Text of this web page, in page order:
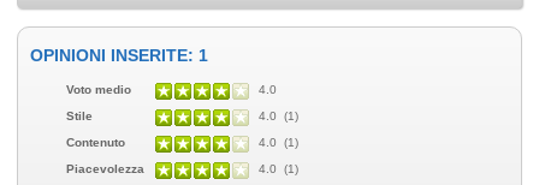
OPINIONI INSERITE: 1
Voto medio
4.0
Stile
4.0 (1)
Contenuto
4.0 (1)
Piacevolezza
4.0 (1)